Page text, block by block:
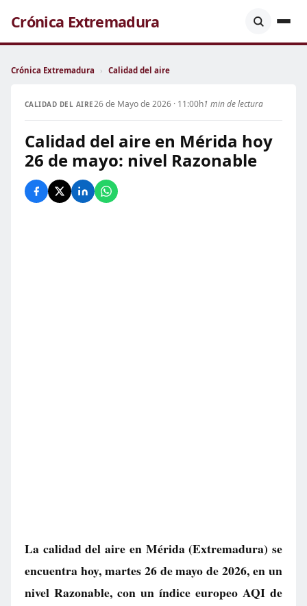
Crónica Extremadura
Crónica Extremadura › Calidad del aire
CALIDAD DEL AIRE26 de Mayo de 2026 · 11:00h1 min de lectura
Calidad del aire en Mérida hoy
26 de mayo: nivel Razonable
La calidad del aire en Mérida(Extremadura) se
encuentra hoy, martes 26 de mayo de 2026, en un
nivel Razonable, con un índice europeo AQI de